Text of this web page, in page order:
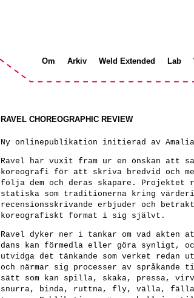
Om Arkiv Weld Extended Lab
RAVEL CHOREOGRAPHIC REVIEW
Ny onlinepublikation initierad av Amalia
Ravel har vuxit fram ur en önskan att
koreografi för att skriva bredvid och
följa dem och deras skapare. Projektet
statiska som traditionerna kring
recensionsskrivande erbjuder och
koreografiskt format i sig självt.
Ravel dyker ner i tankar om vad akten
dans kan förmedla eller göra synligt,
utvidga det tänkande som verket
och närmar sig processer av språkande
sätt som kan spilla, skaka, pressa,
snurra, binda, ruttna, fly, välla,